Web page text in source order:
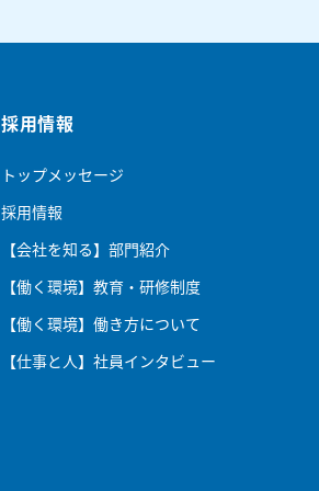
採用情報
トップメッセージ
採用情報
【会社を知る】部門紹介
【働く環境】教育・研修制度
【働く環境】働き方について
【仕事と人】社員インタビュー